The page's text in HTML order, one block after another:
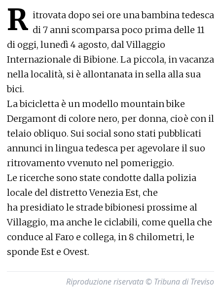
R itrovata dopo sei ore una bambina tedesca
di 7 anni scomparsa poco prima delle 11
di oggi, lunedì 4 agosto, dal Villaggio
Internazionale di Bibione. La piccola, in vacanza
nella località, si è allontanata in sella alla sua
bici.
La bicicletta è un modello mountain bike
Dergamont di colore nero, per donna, cioè con il
telaio obliquo. Sui social sono stati pubblicati
annunci in lingua tedesca per agevolare il suo
ritrovamento vvenuto nel pomeriggio.
Le ricerche sono state condotte dalla polizia
locale del distretto Venezia Est, che
ha presidiato le strade bibionesi prossime al
Villaggio, ma anche le ciclabili, come quella che
conduce al Faro e collega, in 8 chilometri, le
sponde Est e Ovest.
Riproduzione riservata © Tribuna di Treviso